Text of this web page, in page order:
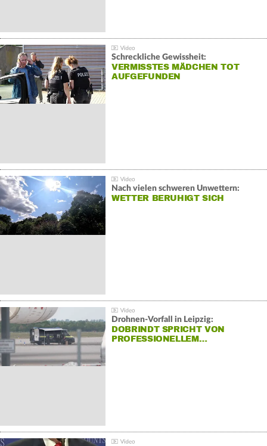
Schreckliche Gewissheit:
VERMISSTES MÄDCHEN TOT
AUFGEFUNDEN
Nach vielen schweren Unwettern:
WETTER BERUHIGT SICH
Drohnen-Vorfall in Leipzig:
DOBRINDT SPRICHT VON
PROFESSIONELLEM…